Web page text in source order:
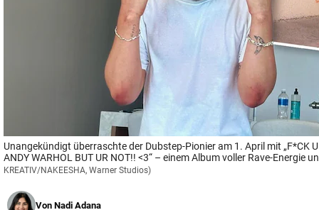
Unangekündigt überraschte der Dubstep-Pionier am 1. April mit „F*CK U
ANDY WARHOL BUT UR NOT!! <3“ – einem Album voller Rave-Energie
KREATIV/NAKEESHA, Warner Studios)
Von Nadi Adana